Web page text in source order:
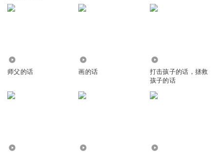
师父的话 画的话
打击孩子的话，拯救
孩子的话